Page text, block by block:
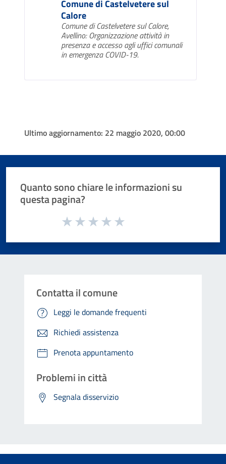
Comune di Castelvetere sul
Calore
Comune di Castelvetere sul Calore,
Avellino: Organizzazione attività in
presenza e accesso agli uffici comunali
in emergenza COVID-19.
Ultimo aggiornamento: 22 maggio 2020, 00:00
Quanto sono chiare le informazioni su
questa pagina?
Valuta da 1 a 5 stelle la pagina
Contatta il comune
Leggi le domande frequenti
Richiedi assistenza
Prenota appuntamento
Problemi in città
Segnala disservizio